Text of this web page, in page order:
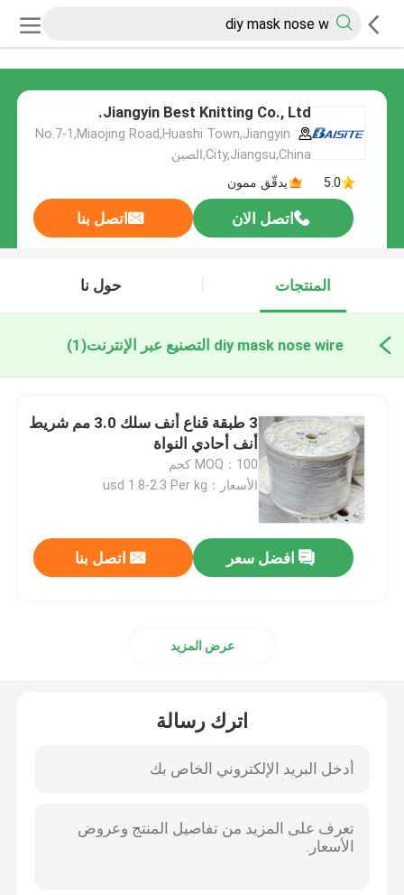
Jiangyin Best Knitting Co., Ltd.
No.7-1,Miaojing Road,Huashi Town,Jiangyin
City,Jiangsu,China,الصين
5.0
يدقّق ممون
اتصل الان اتصل بنا
المنتجات حول نا
diy mask nose wire التصنيع عبر الإنترنت (1)
3 طبقة قناع أنف سلك 3.0 مم شريط
أنف أحادي النواة
MOQ：100 كجم
الأسعار：usd 1.8-2.3 Per kg
افضل سعر اتصل بنا
عرض المزيد
اترك رسالة